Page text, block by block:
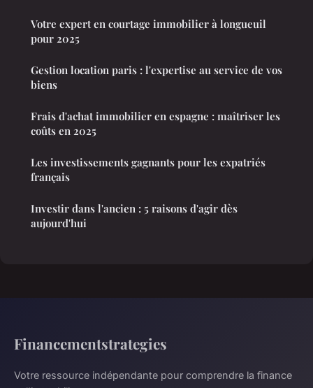
Votre expert en courtage immobilier à longueuil
pour 2025
Gestion location paris : l'expertise au service de vos
biens
Frais d'achat immobilier en espagne : maîtriser les
coûts en 2025
Les investissements gagnants pour les expatriés
français
Investir dans l'ancien : 5 raisons d'agir dès
aujourd'hui
Financementstrategies
Votre ressource indépendante pour comprendre la finance